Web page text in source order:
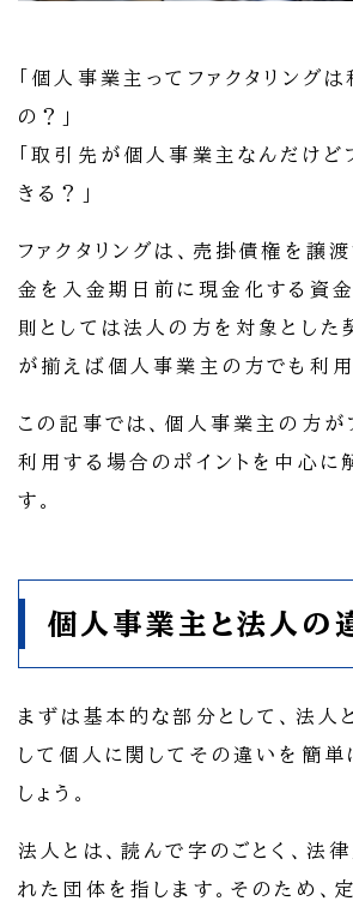
「個人事業主ってファクタリング
の？」
「取引先が個人事業主なんだけど
きる？」
ファクタリングは、売掛債権を譲
金を入金期日前に現金化する資
則としては法人の方を対象とした
が揃えば個人事業主の方でも利用
この記事では、個人事業主の方が
利用する場合のポイントを中心に
す。
個人事業主と法人の
まずは基本的な部分として、法人
して個人に関してその違いを簡単
しょう。
法人とは、読んで字のごとく、法
れた団体を指します。そのため、